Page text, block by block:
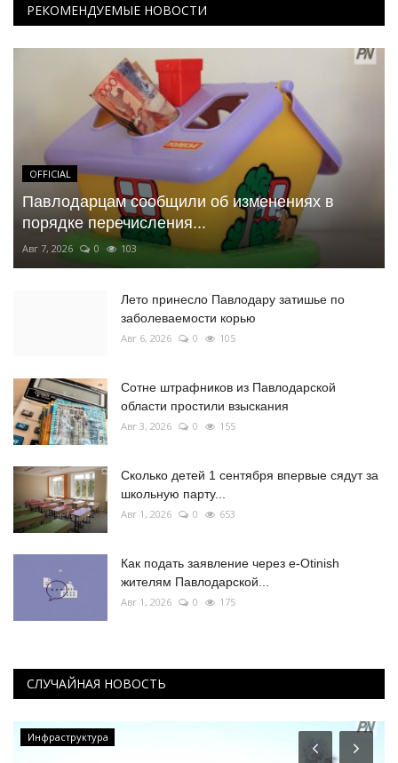
РЕКОМЕНДУЕМЫЕ НОВОСТИ
OFFICIAL
Павлодарцам сообщили об изменениях в
порядке перечисления...
Авг 7, 2026 0 103
Лето принесло Павлодару затишье по
заболеваемости корью
Авг 6, 2026 0 105
Сотне штрафников из Павлодарской
области простили взыскания
Авг 3, 2026 0 155
Сколько детей 1 сентября впервые сядут за
школьную парту...
Авг 1, 2026 0 653
Как подать заявление через e-Otinish
жителям Павлодарской...
Авг 1, 2026 0 175
СЛУЧАЙНАЯ НОВОСТЬ
Общество